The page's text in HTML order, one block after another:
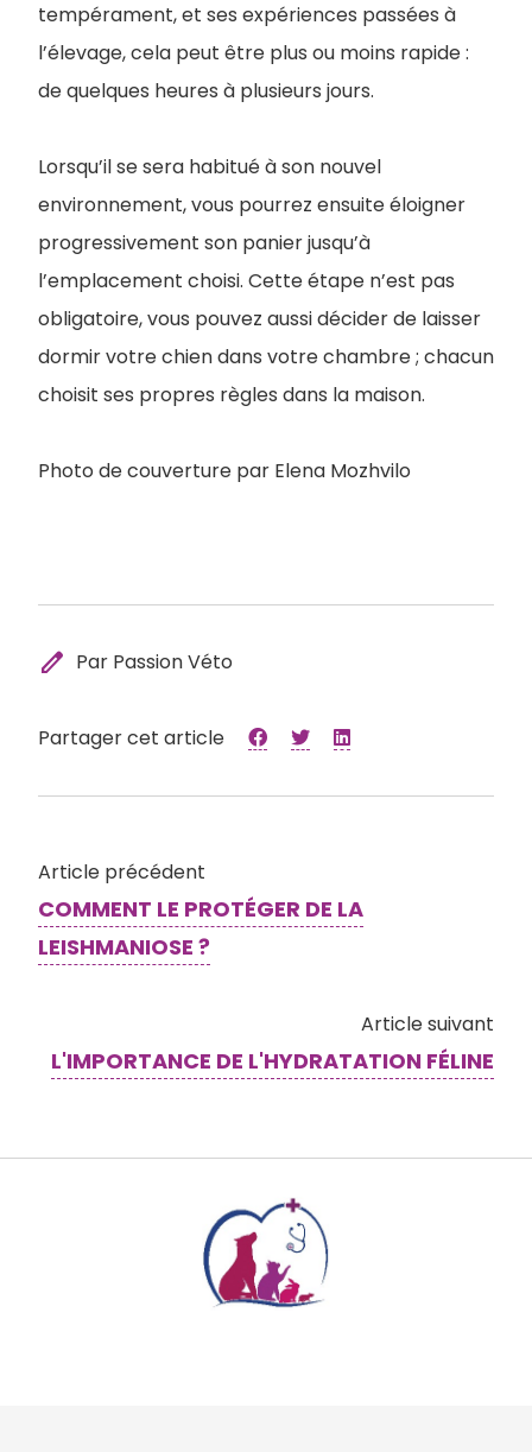
tempérament, et ses expériences passées à
l’élevage, cela peut être plus ou moins rapide :
de quelques heures à plusieurs jours.
Lorsqu’il se sera habitué à son nouvel
environnement, vous pourrez ensuite éloigner
progressivement son panier jusqu’à
l’emplacement choisi. Cette étape n’est pas
obligatoire, vous pouvez aussi décider de laisser
dormir votre chien dans votre chambre ; chacun
choisit ses propres règles dans la maison.
Photo de couverture par Elena Mozhvilo
edit Par Passion Véto
Partager cet article
Article précédent
COMMENT LE PROTÉGER DE LA
LEISHMANIOSE ?
Article suivant
L'IMPORTANCE DE L'HYDRATATION FÉLINE